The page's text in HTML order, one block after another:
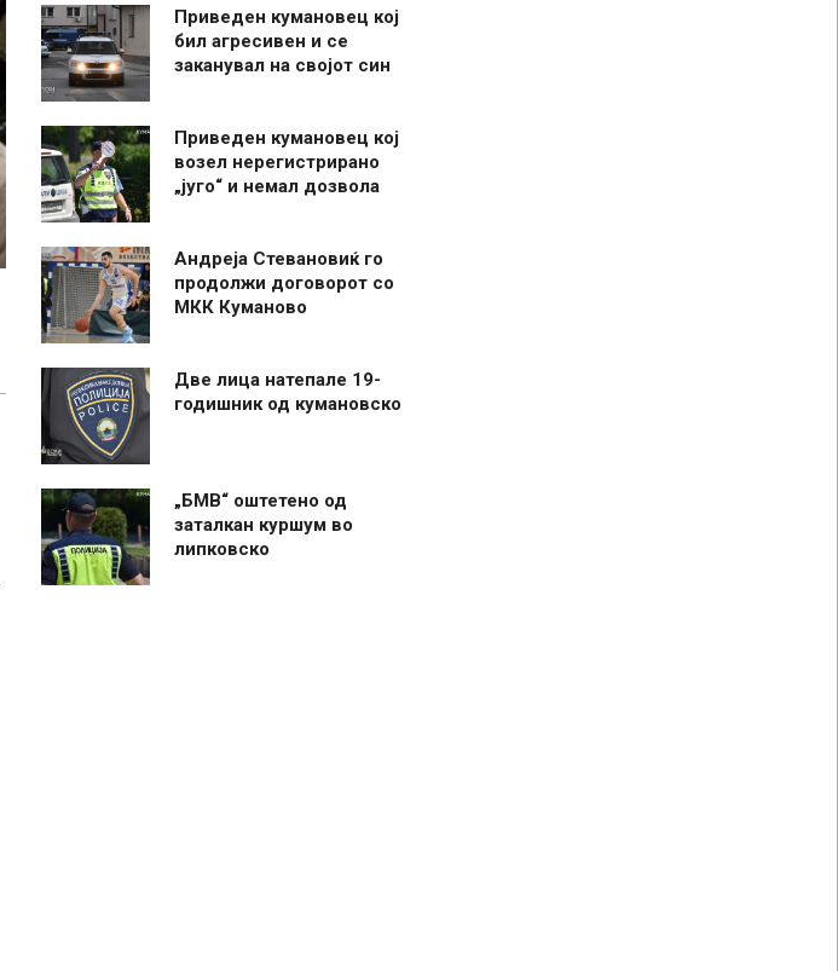
Приведен кумановец кој
бил агресивен и се
заканувал на својот син
Приведен кумановец кој
возел нерегистрирано
„југо“ и немал дозвола
Андреја Стевановиќ го
продолжи договорот со
МКК Куманово
Две лица натепале 19-
годишник од кумановско
„БМВ“ оштетено од
заталкан куршум во
липковско